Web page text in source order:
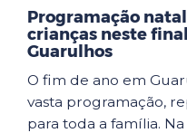
Programação
crianças neste
Guarulhos
O fim de ano em
vasta programação,
para toda a família.